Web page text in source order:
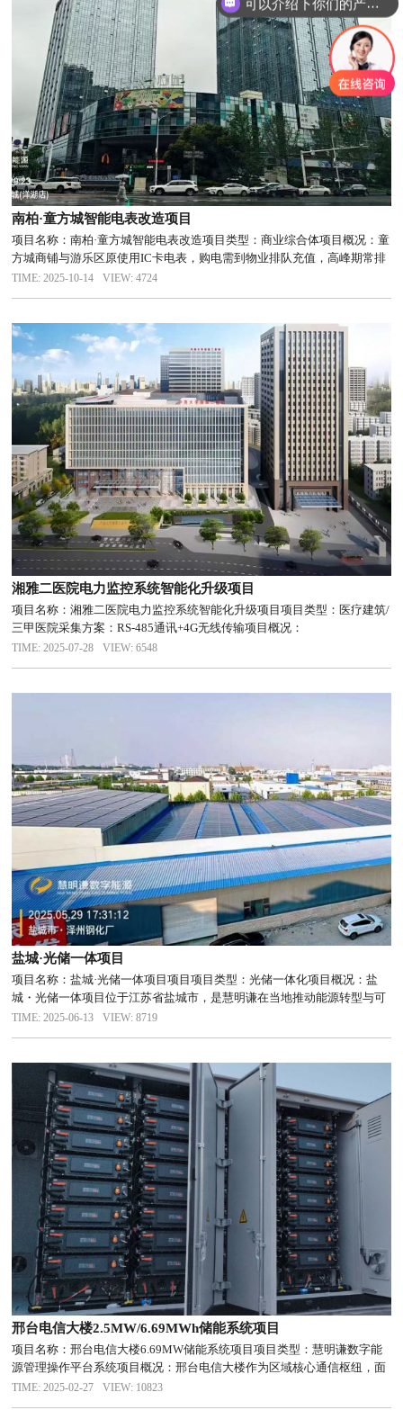
南柏·童方城智能电表改造项目
项目名称：南柏·童方城智能电表改造项目类型：商业综合体项目概况：童
方城商铺与游乐区原使用IC卡电表，购电需到物业排队充值，高峰期常排
队；物业每月人工统计剩余电量，费时费力，资金回笼慢。项目需求：保
TIME: 2025-10-14 VIEW: 4724
湘雅二医院电力监控系统智能化升级项目
项目名称：湘雅二医院电力监控系统智能化升级项目项目类型：医疗建筑/
三甲医院采集方案：RS-485通讯+4G无线传输项目概况：
TIME: 2025-07-28 VIEW: 6548
盐城·光储一体项目
项目名称：盐城·光储一体项目项目项目类型：光储一体化项目概况：盐
城・光储一体项目位于江苏省盐城市，是慧明谦在当地推动能源转型与可
持续发展的重要示范项目。该项目结合盐城地区丰富的光照资源，旨在打
TIME: 2025-06-13 VIEW: 8719
邢台电信大楼2.5MW/6.69MWh储能系统项目
项目名称：邢台电信大楼6.69MW储能系统项目项目类型：慧明谦数字能
源管理操作平台系统项目概况：邢台电信大楼作为区域核心通信枢纽，面
临高能耗需求与电力保障挑战。为响应“双碳”目标并实现降本增效，项目
TIME: 2025-02-27 VIEW: 10823
可以介绍下你们的产品么